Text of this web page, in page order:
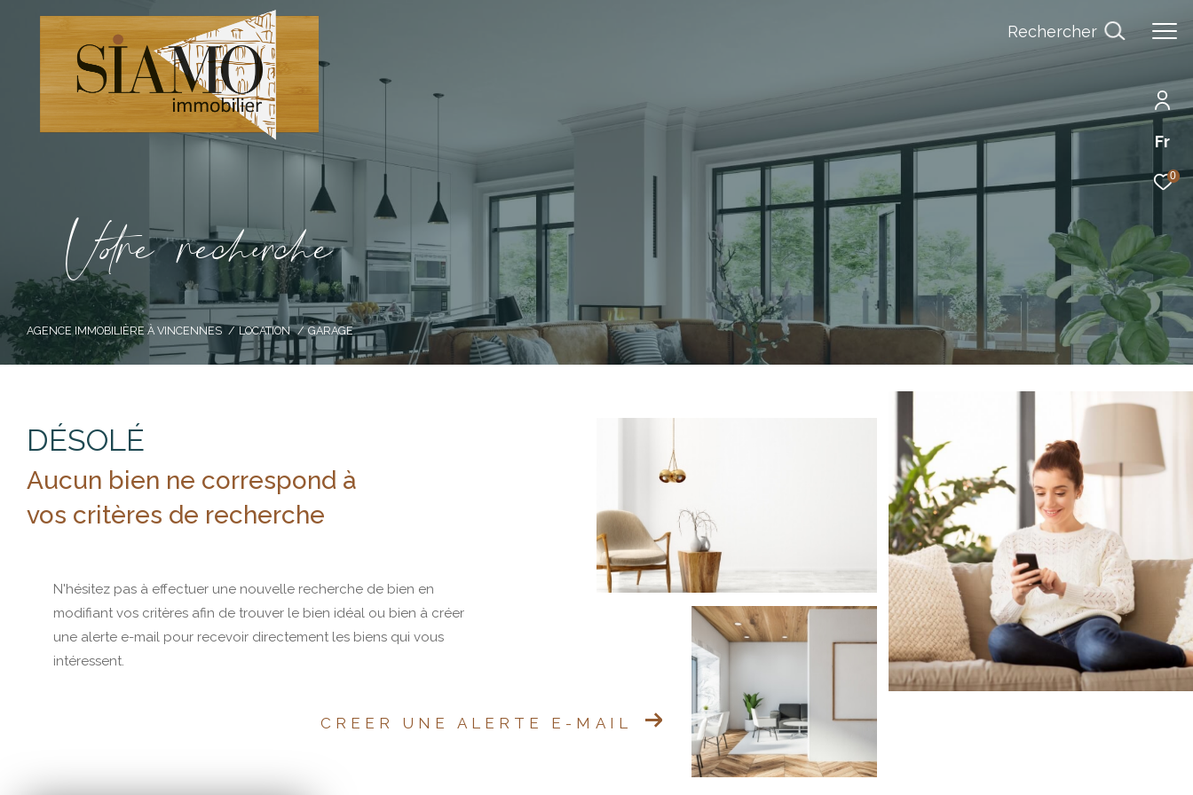
Fr
0
Rechercher
Vore recece
AGENCE IMMOBILIÈRE À VINCENNES LOCATION GARAGE
DÉSOLÉ
Aucun bien ne correspond à
vos critères de recherche
N'hésitez pas à effectuer une nouvelle recherche de bien en
modifiant vos critères afin de trouver le bien idéal ou bien à créer
une alerte e-mail pour recevoir directement les biens qui vous
intéressent.
CREER UNE ALERTE E-MAIL